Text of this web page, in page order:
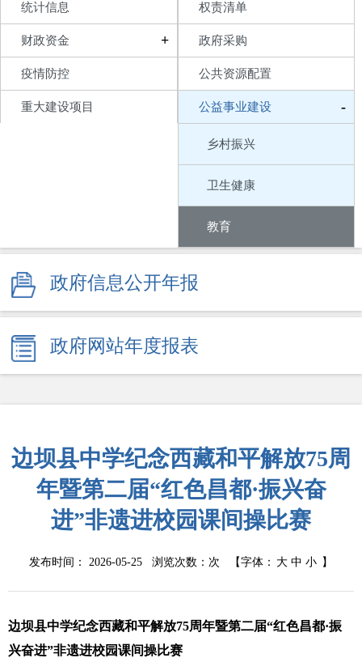
统计信息 权责清单
财政资金 + 政府采购
疫情防控 公共资源配置
重大建设项目 公益事业建设 -
乡村振兴
卫生健康
教育
就业
药品监管
产品质量
突发公共事件
政府信息公开年报
政府网站年度报表
边坝县中学纪念西藏和平解放75周
年暨第二届“红色昌都·振兴奋
进”非遗进校园课间操比赛
发布时间： 2026-05-25 浏览次数： 次 【字体： 大 中 小 】
边坝县中学纪念西藏和平解放75周年暨第二届“红色昌都·振
兴奋进”非遗进校园课间操比赛